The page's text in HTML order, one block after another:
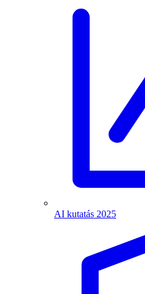
AI kutatás 2025